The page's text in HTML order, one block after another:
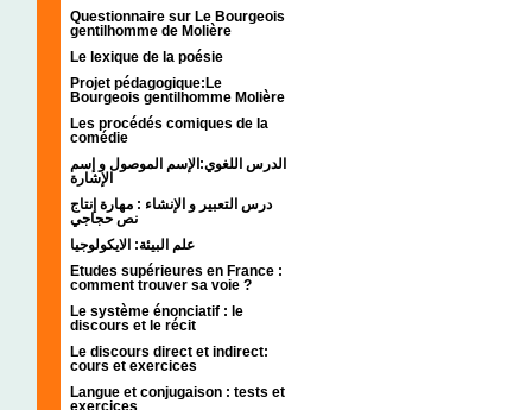
Questionnaire sur Le Bourgeois
gentilhomme de Molière
Le lexique de la poésie
Projet pédagogique:Le
Bourgeois gentilhomme Molière
Les procédés comiques de la
comédie
الدرس اللغوي:الإسم الموصول و إسم
الإشارة
درس التعبير و الإنشاء : مهارة إنتاج
نص حجاجي
علم البيئة: الايكولوجيا
Etudes supérieures en France :
comment trouver sa voie ?
Le système énonciatif : le
discours et le récit
Le discours direct et indirect:
cours et exercices
Langue et conjugaison : tests et
exercices